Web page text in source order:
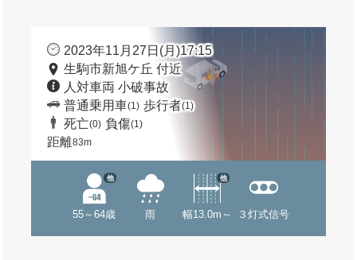
2023年11月27日(月)17:15
生駒市新旭ケ丘 付近
人対車両 小破事故
普通乗用車(1) 歩行者(1)
死亡(0) 負傷(1)
距離83m
55～64歳
他
雨 幅13.0m～
他
３灯式信号